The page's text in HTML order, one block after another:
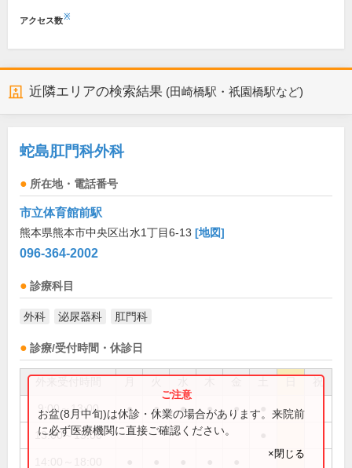
アクセス数※
近隣エリアの検索結果 (田崎橋駅・祇園橋駅など)
蛇島肛門科外科
所在地・電話番号
市立体育館前駅
熊本県熊本市中央区出水1丁目6-13 [地図]
096-364-2002
診療科目
外科 泌尿器科 肛門科
診療/受付時間・休診日
祝
9:00～13:00 ● ● ● ● ●
13:00～15:00
お盆(8月中旬)は休診・休業の場合があります。来院前
に必ず医療機関に直接ご確認ください。
×閉じる